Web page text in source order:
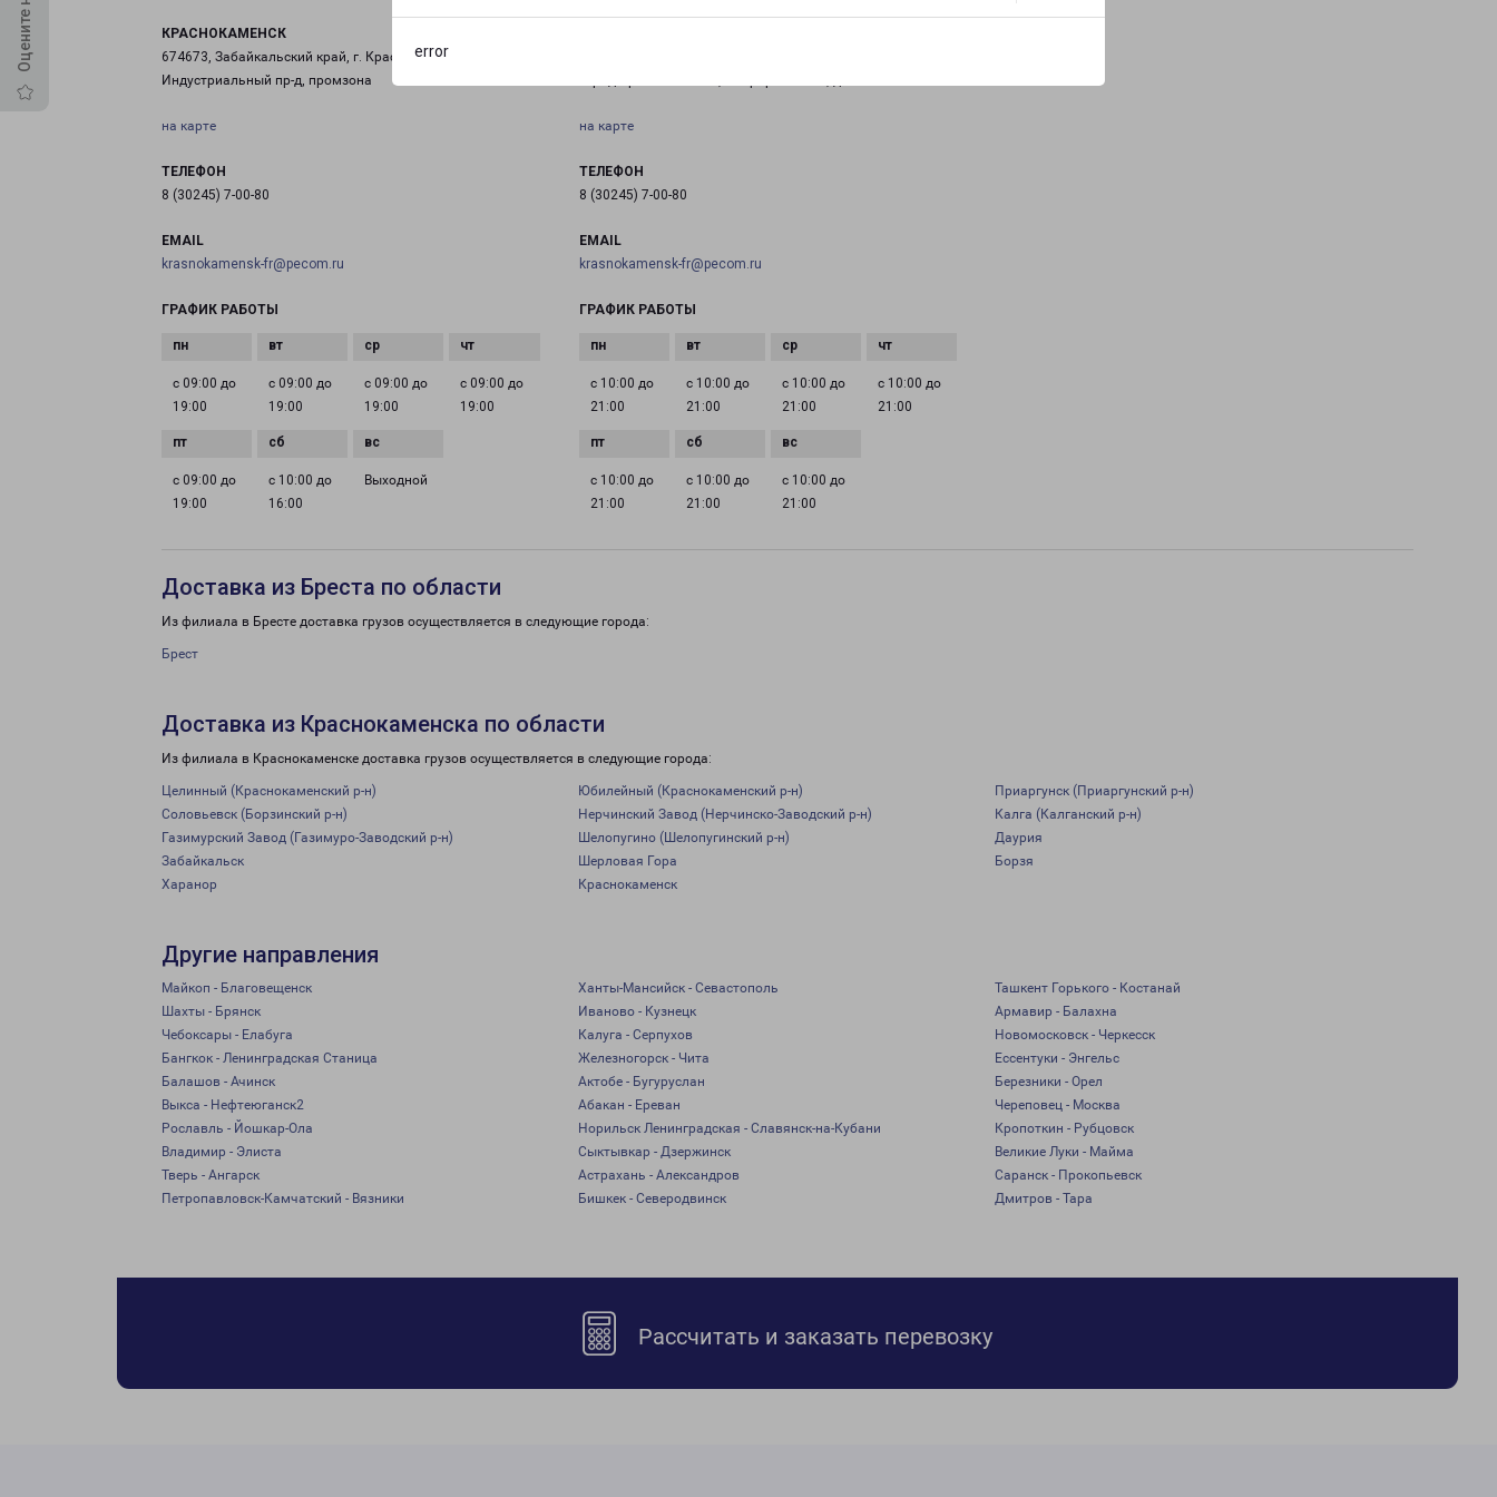
error
КРАСНОКАМЕНСК
674673, Забайкальский край, г. Краснокаменск,
Индустриальный пр-д, промзона
на карте
ТЕЛЕФОН
8 (30245) 7-00-80
EMAIL
krasnokamensk-fr@pecom.ru
ГРАФИК РАБОТЫ
с 09:00 до
19:00
с 09:00 до
19:00
с 09:00 до
19:00
с 09:00 до
19:00
с 09:00 до
19:00
с 10:00 до
16:00
Выходной
на карте
ТЕЛЕФОН
8 (30245) 7-00-80
EMAIL
krasnokamensk-fr@pecom.ru
ГРАФИК РАБОТЫ
с 10:00 до
21:00
с 10:00 до
21:00
с 10:00 до
21:00
с 10:00 до
21:00
с 10:00 до
21:00
с 10:00 до
21:00
с 10:00 до
21:00
Доставка из Бреста по области
Из филиала в Бресте доставка грузов осуществляется в следующие города:
Брест
Доставка из Краснокаменска по области
Из филиала в Краснокаменске доставка грузов осуществляется в следующие города:
Целинный (Краснокаменский р-н) Юбилейный (Краснокаменский р-н)
Приаргунск (Приаргунский р-н)
Соловьевск (Борзинский р-н)
Нерчинский Завод (Нерчинско-Заводский р-н)
Калга (Калганский р-н)
Газимурский Завод (Газимуро-Заводский р-н)
Шелопугино (Шелопугинский р-н)
Даурия
Забайкальск
Шерловая Гора
Борзя
Харанор
Краснокаменск
Другие направления
Майкоп - Благовещенск Ханты-Мансийск - Севастополь
Ташкент Горького - Костанай
Шахты - Брянск
Иваново - Кузнецк
Армавир - Балахна
Чебоксары - Елабуга
Калуга - Серпухов
Новомосковск - Черкесск
Бангкок - Ленинградская Станица
Железногорск - Чита
Ессентуки - Энгельс
Балашов - Ачинск
Актобе - Бугуруслан
Березники - Орел
Выкса - Нефтеюганск2
Абакан - Ереван
Череповец - Москва
Рославль - Йошкар-Ола
Норильск Ленинградская - Славянск-на-Кубани
Кропоткин - Рубцовск
Владимир - Элиста
Сыктывкар - Дзержинск
Великие Луки - Майма
Тверь - Ангарск
Астрахань - Александров
Саранск - Прокопьевск
Петропавловск-Камчатский - Вязники
Бишкек - Северодвинск Дмитров - Тара
Рассчитать и заказать перевозку